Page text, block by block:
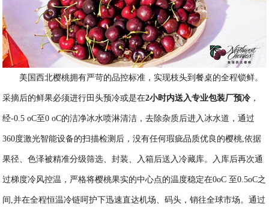
美国西北樱桃拥有严苛的品控标准，实现枝头到餐桌的全程锁鲜。
采摘后的鲜果必须进行田头预冷或是在2小时内送入专业包装厂预冷，
经-0.5 oC至0 oC的洁净冰水喷淋清洁，去除杂质后进入冰水道，通过
360度激光智能设备的扫描检测后，没有任何瑕疵品质优良的樱桃,依据
果径、色泽被精准分级筛选、封装、入箱后送入冷藏库。入库后再次通
过梯度冷风控温，严格将樱桃果实的中心点的温度稳定在0oC 至0.5oC之
间,并在全程恒温冷链呵护下迅速直达机场、码头，销往全球市场。通过